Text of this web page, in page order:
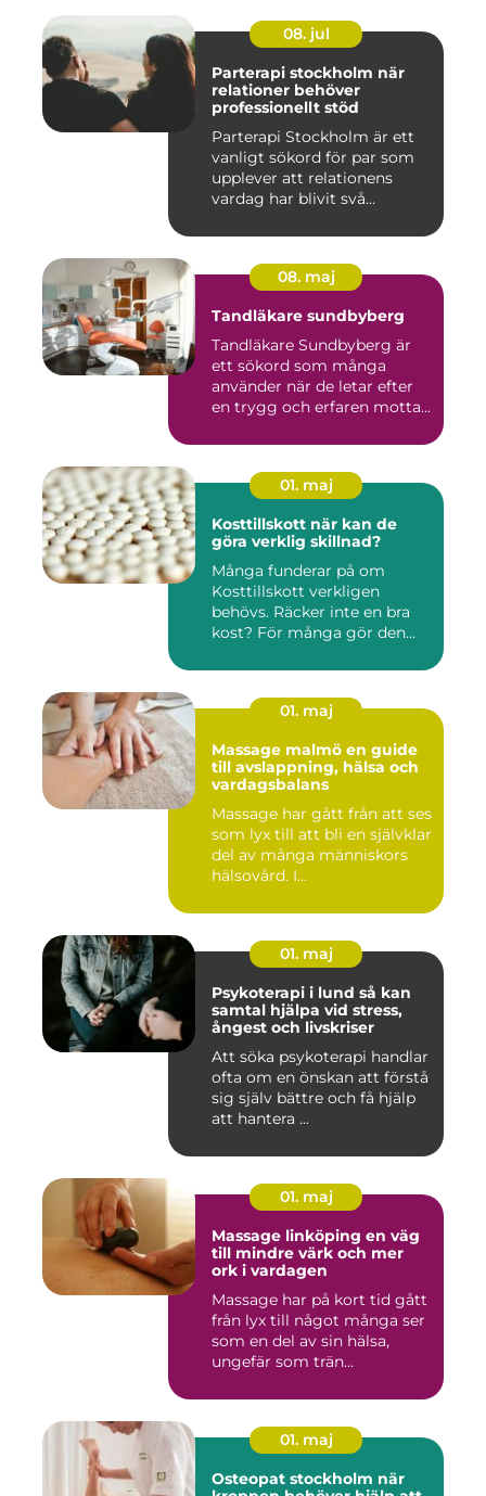
08. jul
Parterapi stockholm när
relationer behöver
professionellt stöd
Parterapi Stockholm är ett
vanligt sökord för par som
upplever att relationens
vardag har blivit svå...
08. maj
Tandläkare sundbyberg
Tandläkare Sundbyberg är
ett sökord som många
använder när de letar efter
en trygg och erfaren motta...
01. maj
Kosttillskott när kan de
göra verklig skillnad?
Många funderar på om
Kosttillskott verkligen
behövs. Räcker inte en bra
kost? För många gör den
01. maj
Massage malmö en guide
till avslappning, hälsa och
vardagsbalans
Massage har gått från att ses
som lyx till att bli en självklar
del av många människors
hälsovård. I...
01. maj
Psykoterapi i lund så kan
samtal hjälpa vid stress,
ångest och livskriser
Att söka psykoterapi handlar
ofta om en önskan att förstå
sig själv bättre och få hjälp
att hantera ...
01. maj
Massage linköping en väg
till mindre värk och mer
ork i vardagen
Massage har på kort tid gått
från lyx till något många ser
som en del av sin hälsa,
ungefär som trän...
01. maj
Osteopat stockholm när